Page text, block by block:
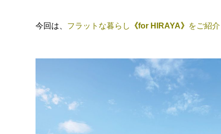
今回は、 フラットな暮らし 《for HIRAYA》 をご紹介